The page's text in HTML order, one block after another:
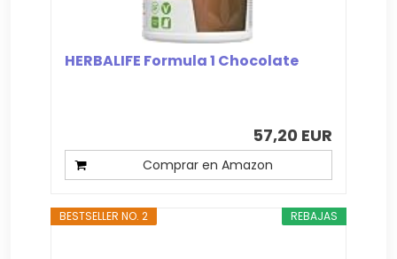
HERBALIFE Formula 1 Chocolate
57,20 EUR
Comprar en Amazon
REBAJAS
BESTSELLER NO. 2